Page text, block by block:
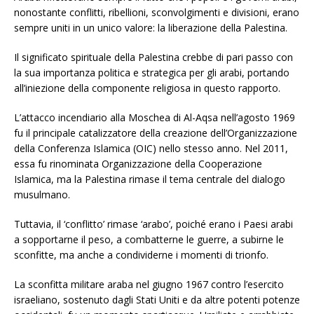
nonostante conflitti, ribellioni, sconvolgimenti e divisioni, erano
sempre uniti in un unico valore: la liberazione della Palestina.
Il significato spirituale della Palestina crebbe di pari passo con
la sua importanza politica e strategica per gli arabi, portando
all’iniezione della componente religiosa in questo rapporto.
L’attacco incendiario alla Moschea di Al-Aqsa nell’agosto 1969
fu il principale catalizzatore della creazione dell’Organizzazione
della Conferenza Islamica (OIC) nello stesso anno. Nel 2011,
essa fu rinominata Organizzazione della Cooperazione
Islamica, ma la Palestina rimase il tema centrale del dialogo
musulmano.
Tuttavia, il ‘conflitto’ rimase ‘arabo’, poiché erano i Paesi arabi
a sopportarne il peso, a combatterne le guerre, a subirne le
sconfitte, ma anche a condividerne i momenti di trionfo.
La sconfitta militare araba nel giugno 1967 contro l’esercito
israeliano, sostenuto dagli Stati Uniti e da altre potenti potenze